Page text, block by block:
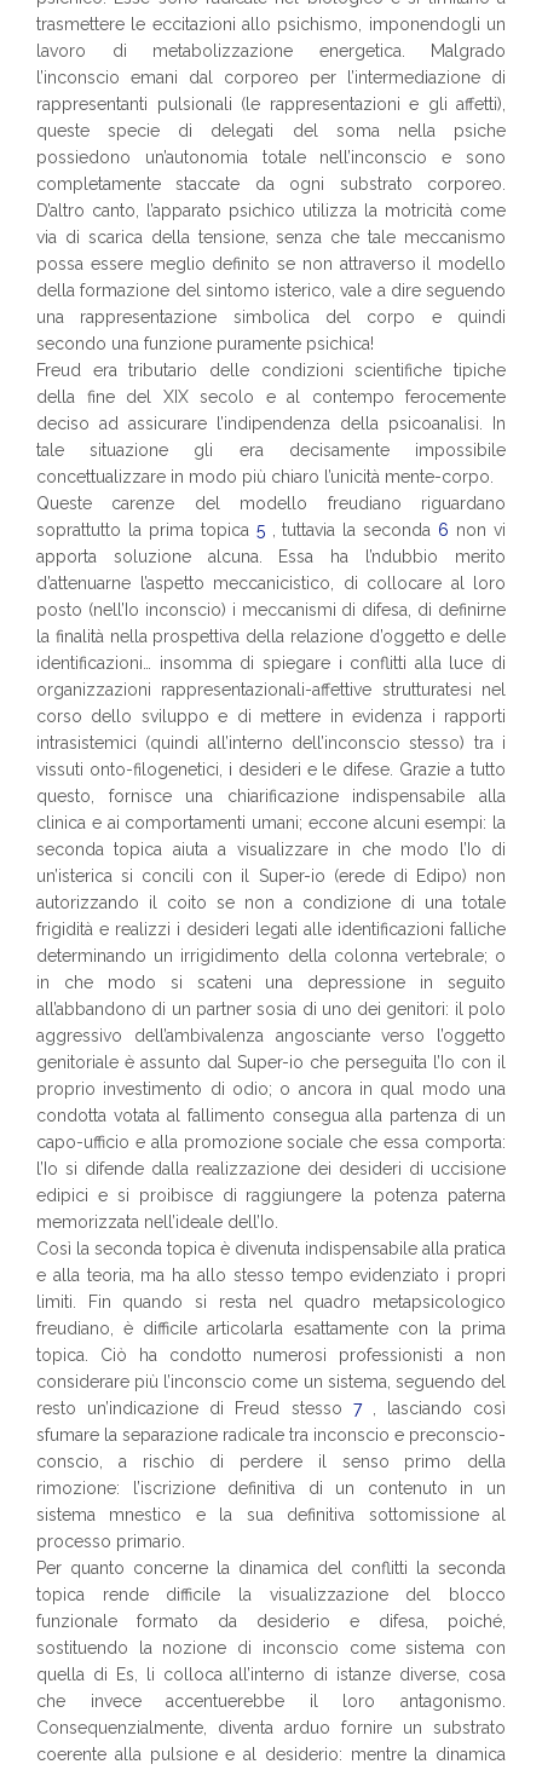
trasmettere le eccitazioni allo psichismo, imponendogli un
lavoro di metabolizzazione energetica. Malgrado
l’inconscio emani dal corporeo per l’intermediazione di
rappresentanti pulsionali (le rappresentazioni e gli affetti),
queste specie di delegati del soma nella psiche
possiedono un’autonomia totale nell’inconscio e sono
completamente staccate da ogni substrato corporeo.
D’altro canto, l’apparato psichico utilizza la motricità come
via di scarica della tensione, senza che tale meccanismo
possa essere meglio definito se non attraverso il modello
della formazione del sintomo isterico, vale a dire seguendo
una rappresentazione simbolica del corpo e quindi
secondo una funzione puramente psichica!
Freud era tributario delle condizioni scientifiche tipiche
della fine del XIX secolo e al contempo ferocemente
deciso ad assicurare l’indipendenza della psicoanalisi. In
tale situazione gli era decisamente impossibile
concettualizzare in modo più chiaro l’unicità mente-corpo.
Queste carenze del modello freudiano riguardano
soprattutto la prima topica 5, tuttavia la seconda 6 non vi
apporta soluzione alcuna. Essa ha l’ndubbio merito
d’attenuarne l’aspetto meccanicistico, di collocare al loro
posto (nell’Io inconscio) i meccanismi di difesa, di definirne
la finalità nella prospettiva della relazione d’oggetto e delle
identificazioni… insomma di spiegare i conflitti alla luce di
organizzazioni rappresentazionali-affettive strutturatesi nel
corso dello sviluppo e di mettere in evidenza i rapporti
intrasistemici (quindi all’interno dell’inconscio stesso) tra i
vissuti onto-filogenetici, i desideri e le difese. Grazie a tutto
questo, fornisce una chiarificazione indispensabile alla
clinica e ai comportamenti umani; eccone alcuni esempi: la
seconda topica aiuta a visualizzare in che modo l’Io di
un’isterica si concili con il Super-io (erede di Edipo) non
autorizzando il coito se non a condizione di una totale
frigidità e realizzi i desideri legati alle identificazioni falliche
determinando un irrigidimento della colonna vertebrale; o
in che modo si scateni una depressione in seguito
all’abbandono di un partner sosia di uno dei genitori: il polo
aggressivo dell’ambivalenza angosciante verso l’oggetto
genitoriale è assunto dal Super-io che perseguita l’Io con il
proprio investimento di odio; o ancora in qual modo una
condotta votata al fallimento consegua alla partenza di un
capo-ufficio e alla promozione sociale che essa comporta:
l’Io si difende dalla realizzazione dei desideri di uccisione
edipici e si proibisce di raggiungere la potenza paterna
memorizzata nell’ideale dell’Io.
Così la seconda topica è divenuta indispensabile alla pratica
e alla teoria, ma ha allo stesso tempo evidenziato i propri
limiti. Fin quando si resta nel quadro metapsicologico
freudiano, è difficile articolarla esattamente con la prima
topica. Ciò ha condotto numerosi professionisti a non
considerare più l’inconscio come un sistema, seguendo del
resto un’indicazione di Freud stesso
7, lasciando così
sfumare la separazione radicale tra inconscio e preconscio-
conscio, a rischio di perdere il senso primo della
rimozione: l’iscrizione definitiva di un contenuto in un
sistema mnestico e la sua definitiva sottomissione al
processo primario.
Per quanto concerne la dinamica del conflitti la seconda
topica rende difficile la visualizzazione del blocco
funzionale formato da desiderio e difesa, poiché,
sostituendo la nozione di inconscio come sistema con
quella di Es, li colloca all’interno di istanze diverse, cosa
che invece accentuerebbe il loro antagonismo.
Consequenzialmente, diventa arduo fornire un substrato
coerente alla pulsione e al desiderio: mentre la dinamica